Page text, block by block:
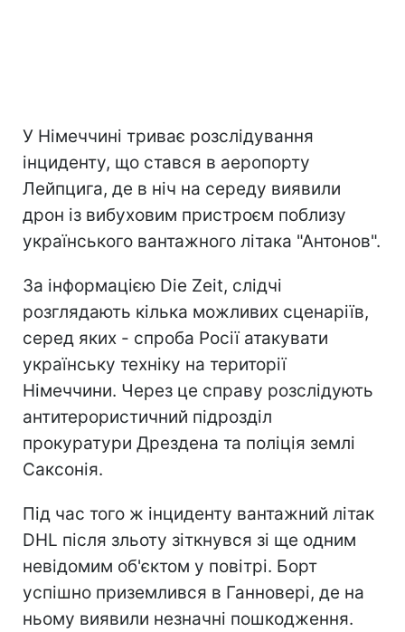
У Німеччині триває розслідування
інциденту, що стався в аеропорту
Лейпцига, де в ніч на середу виявили
дрон із вибуховим пристроєм поблизу
українського вантажного літака "Антонов".
За інформацією Die Zeit, слідчі
розглядають кілька можливих сценаріїв,
серед яких - спроба Росії атакувати
українську техніку на території
Німеччини. Через це справу розслідують
антитерористичний підрозділ
прокуратури Дрездена та поліція землі
Саксонія.
Під час того ж інциденту вантажний літак
DHL після зльоту зіткнувся зі ще одним
невідомим об'єктом у повітрі. Борт
успішно приземлився в Ганновері, де на
ньому виявили незначні пошкодження.